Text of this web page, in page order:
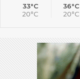
33°C
20°C
36°C
20°C